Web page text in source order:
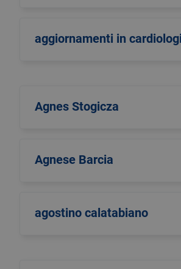
aggiornamenti in
Agnes Stogicza
Agnese Barcia
agostino calatabiano